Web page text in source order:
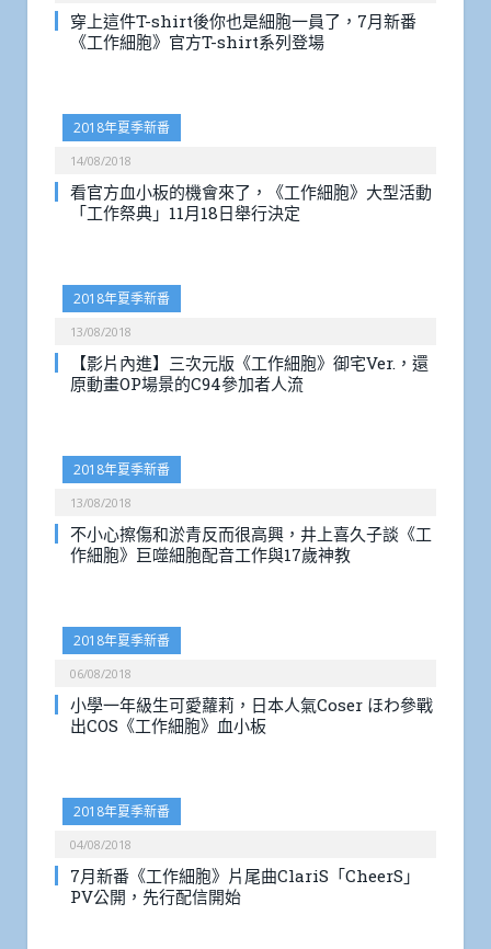
穿上這件T-shirt後你也是細胞一員了，7月新番
《工作細胞》官方T-shirt系列登場
2018年夏季新番
14/08/2018
看官方血小板的機會來了，《工作細胞》大型活動
「工作祭典」11月18日舉行決定
2018年夏季新番
13/08/2018
【影片內進】三次元版《工作細胞》御宅Ver.，還
原動畫OP場景的C94參加者人流
2018年夏季新番
13/08/2018
不小心擦傷和淤青反而很高興，井上喜久子談《工
作細胞》巨噬細胞配音工作與17歲神教
2018年夏季新番
06/08/2018
小學一年級生可愛蘿莉，日本人氣Coser ほわ參戰
出COS《工作細胞》血小板
2018年夏季新番
04/08/2018
7月新番《工作細胞》片尾曲ClariS「CheerS」
PV公開，先行配信開始